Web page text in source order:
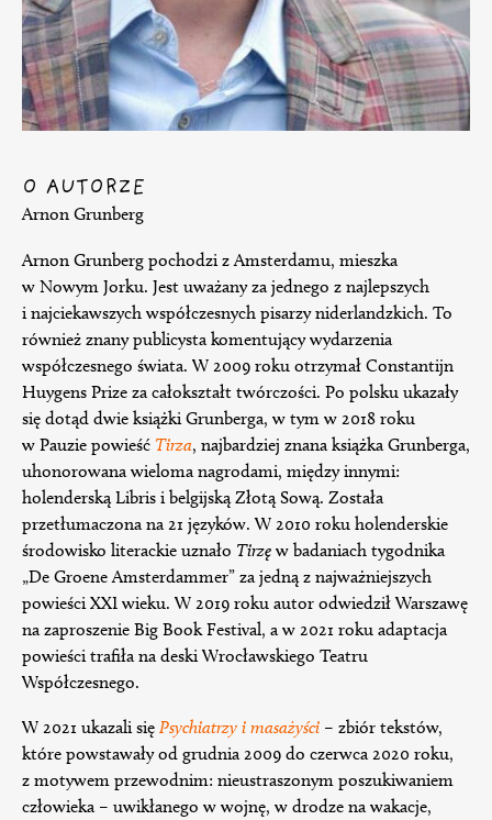
O AUTORZE
Arnon Grunberg
Arnon Grunberg pochodzi z Amsterdamu, mieszka
w Nowym Jorku. Jest uważany za jednego z najlepszych
i najciekawszych współczesnych pisarzy niderlandzkich. To
również znany publicysta komentujący wydarzenia
współczesnego świata. W 2009 roku otrzymał Constantijn
Huygens Prize za całokształt twórczości. Po polsku ukazały
się dotąd dwie książki Grunberga, w tym w 2018 roku
w Pauzie powieść Tirza, najbardziej znana książka Grunberga,
uhonorowana wieloma nagrodami, między innymi:
holenderską Libris i belgijską Złotą Sową. Została
przetłumaczona na 21 języków. W 2010 roku holenderskie
środowisko literackie uznało Tirzę w badaniach tygodnika
„De Groene Amsterdammer” za jedną z najważniejszych
powieści XXI wieku. W 2019 roku autor odwiedził Warszawę
na zaproszenie Big Book Festival, a w 2021 roku adaptacja
powieści trafiła na deski Wrocławskiego Teatru
Współczesnego.
W 2021 ukazali się Psychiatrzy i masażyści – zbiór tekstów,
które powstawały od grudnia 2009 do czerwca 2020 roku,
z motywem przewodnim: nieustraszonym poszukiwaniem
człowieka – uwikłanego w wojnę, w drodze na wakacje,